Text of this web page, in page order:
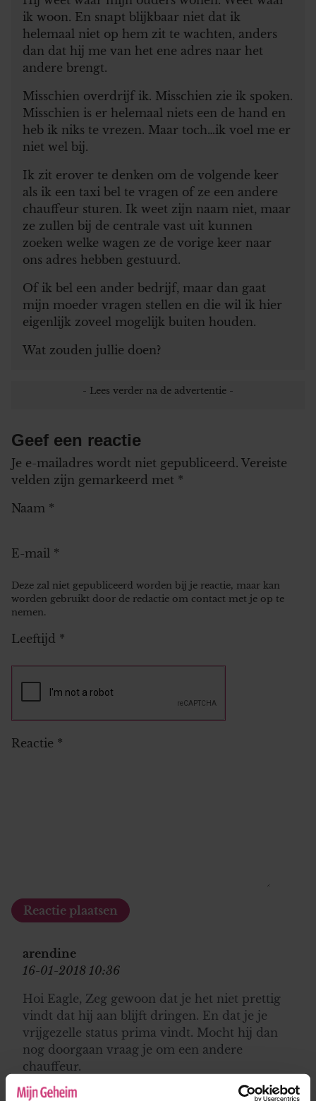
ik woon. En snapt blijkbaar niet dat ik
helemaal niet op hem zit te wachten, anders
dan dat hij me van het ene adres naar het
andere brengt.
Misschien overdrijf ik. Misschien zie ik spoken.
Misschien is er helemaal niets een de hand en
heb ik niks te vrezen. Maar toch…ik voel me er
niet wel bij.
Ik zit erover te denken om de volgende keer
als ik een taxi bel te vragen of ze een andere
chauffeur sturen. Ik weet zijn naam niet, maar
ze zullen bij de centrale vast uit kunnen
zoeken welke wagen ze de vorige keer naar
ons adres hebben gestuurd.
Of ik bel een ander bedrijf, maar dan gaat
mijn moeder vragen stellen en die wil ik hier
eigenlijk zoveel mogelijk buiten houden.
Wat zouden jullie doen?
Geef een reactie
Je e-mailadres wordt niet gepubliceerd. Vereiste
velden zijn gemarkeerd met *
Naam *
E-mail *
Deze zal niet gepubliceerd worden bij je reactie, maar kan
worden gebruikt door de redactie om contact met je op te
nemen.
Leeftijd *
Reactie *
arendine
16-01-2018 10:36
Hoi Eagle, Zeg gewoon dat je het niet prettig
vindt dat hij aan blijft dringen. En dat je je
vrijgezelle status prima vindt. Mocht hij dan
nog doorgaan vraag je om een andere
chauffeur.